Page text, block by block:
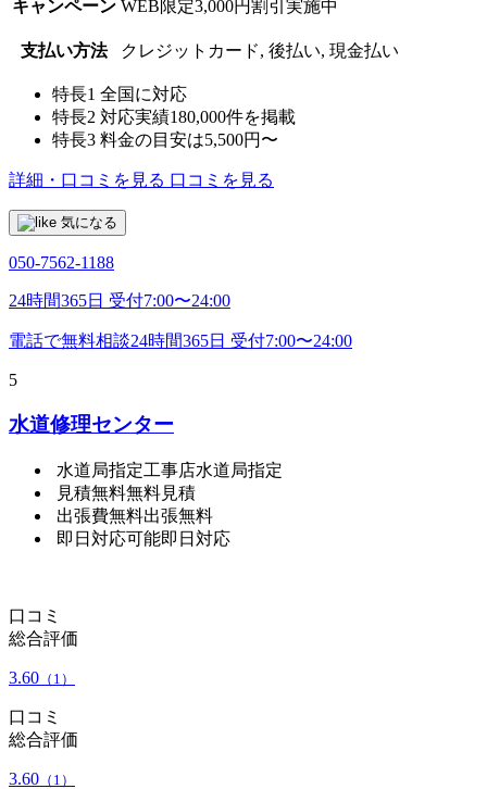
キャンペーン WEB限定3,000円割引実施中
支払い方法 クレジットカード, 後払い, 現金払い
特長1 全国に対応
特長2 対応実績180,000件を掲載
特長3 料金の目安は5,500円〜
詳細・口コミを見る 口コミを見る
気になる
050-7562-1188
24時間365日 受付7:00〜24:00
電話で無料相談24時間365日 受付7:00〜24:00
5
水道修理センター
水道局指定工事店水道局指定
見積無料無料見積
出張費無料出張無料
即日対応可能即日対応
口コミ
総合評価
3.60 （1）
口コミ
総合評価
3.60 （1）